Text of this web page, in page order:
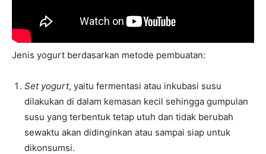
Jenis yogurt berdasarkan metode pembuatan:
Set yogurt, yaitu fermentasi atau inkubasi susu
dilakukan di dalam kemasan kecil sehingga gumpulan
susu yang terbentuk tetap utuh dan tidak berubah
sewaktu akan didinginkan atau sampai siap untuk
dikonsumsi.